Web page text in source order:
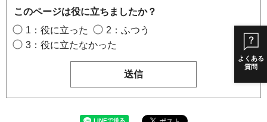
よくある
質問
このページは役に立ちましたか？
1：役に立った
2：ふつう
3：役に立たなかった